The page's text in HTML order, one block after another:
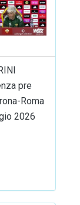
pre
Roma
2026